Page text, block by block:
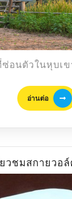
อนตัวในหุบเ
อ่านต่อ
วชมสกายวอ